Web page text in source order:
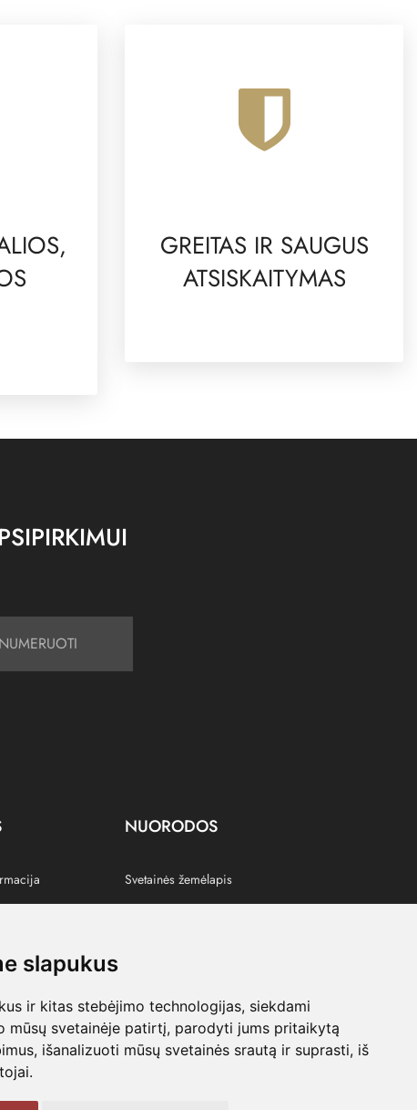
slapukus
ir kitas stebėjimo technologijas, siekdami
mūsų svetainėje patirtį, parodyti jums pritaikytą
išanalizuoti mūsų svetainės srautą ir suprasti, iš
GREITAS IR SAUGUS
ATSISKAITYMAS
NUORODOS
Svetainės žemėlapis